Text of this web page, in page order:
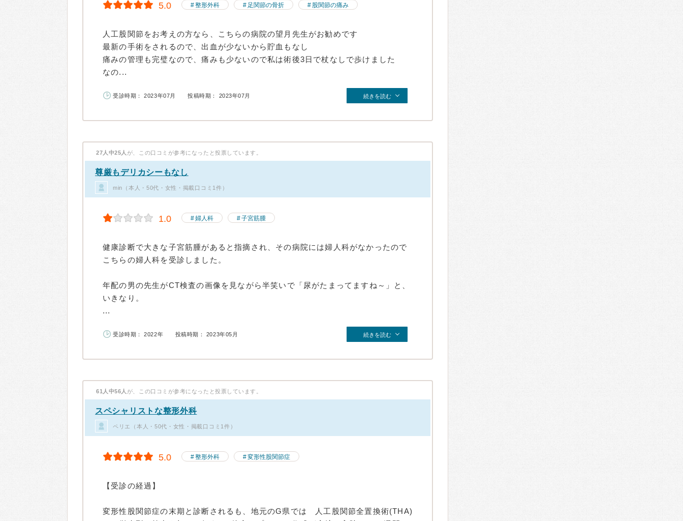
5.0 整形外科 足関節の骨折 股関節の痛み
人工股関節をお考えの方なら、こちらの病院の望月先生がお勧めです
最新の手術をされるので、出血が少ないから貯血もなし
痛みの管理も完璧なので、痛みも少ないので私は術後3日で杖なしで歩けました
なの...
受診時期： 2023年07月 投稿時期： 2023年07月 続きを読む
27人中25人 が、この口コミが参考になったと投票しています。
尊厳もデリカシーもなし
min（本人・50代・女性・掲載口コミ1件）
1.0 婦人科 子宮筋腫
健康診断で大きな子宮筋腫があると指摘され、その病院には婦人科がなかったので
こちらの婦人科を受診しました。
年配の男の先生がCT検査の画像を見ながら半笑いで「尿がたまってますね～」と、
いきなり。
...
受診時期： 2022年 投稿時期： 2023年05月 続きを読む
61人中56人 が、この口コミが参考になったと投票しています。
スペシャリストな整形外科
ペリエ（本人・50代・女性・掲載口コミ1件）
5.0 整形外科 変形性股関節症
【受診の経過】
変形性股関節症の末期と診断されるも、地元のG県では 人工股関節全置換術(THA)